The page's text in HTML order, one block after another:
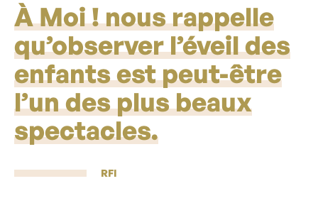
À Moi ! nous rappelle
qu’observer l’éveil des
enfants est peut-être
l’un des plus beaux
spectacles.
RFI